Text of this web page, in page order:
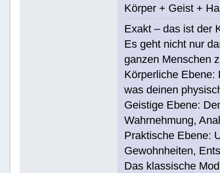
Körper + Geist +
Exakt – das ist der
Es geht nicht nur
ganzen Menschen
Körperliche Ebene:
was deinen
Geistige Ebene:
Wahrnehmung,
Praktische Ebene:
Gewohnheiten,
Das klassische